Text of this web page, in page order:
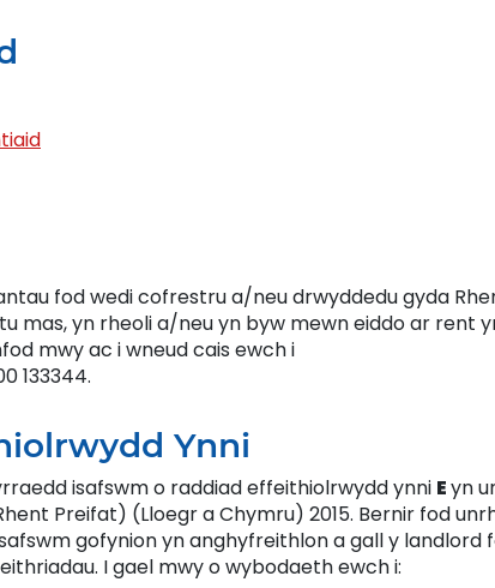
fod wedi cofrestru a/neu drwyddedu gyda
mas, yn rheoli a/neu yn byw mewn eiddo ar rent
mwy ac i wneud cais ewch i
133344.
Ynni
isafswm o raddiad effeithiolrwydd ynni Eyn
Preifat) (Lloegr a Chymru) 2015. Bernir fod
gofynion yn anghyfreithlon a gall y landlord
I gael mwy o wybodaeth ewch i: